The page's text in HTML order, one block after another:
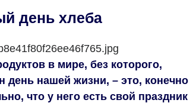
день хлеба
в мире, без которого,
день нашей жизни, – это, конечно
что у него есть свой праздник